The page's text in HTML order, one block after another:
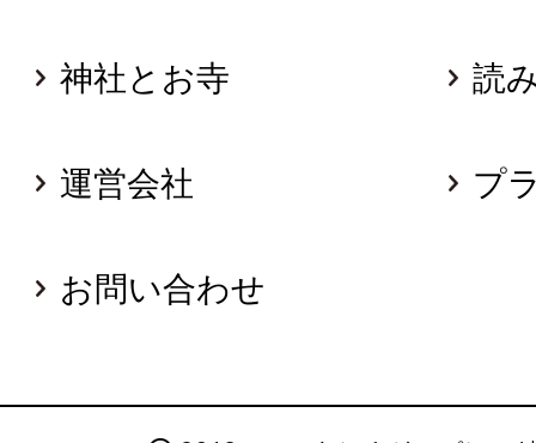
神社とお寺 読
運営会社 プ
お問い合わせ